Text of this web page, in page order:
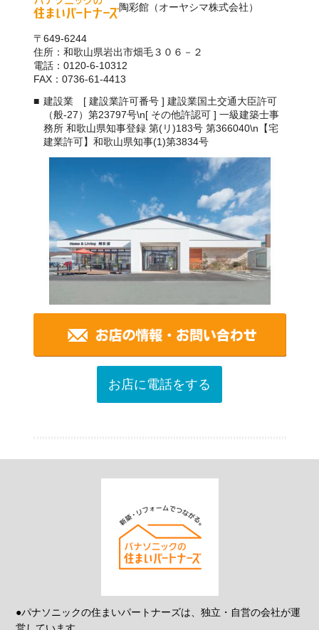
陶彩館（オーヤシマ株式会社）
〒649-6244
住所：和歌山県岩出市畑毛３０６－２
電話：0120-6-10312
FAX：0736-61-4413
建設業 [ 建設業許可番号 ] 建設業国土交通大臣許可
（般-27）第23797号\n[ その他許認可 ] 一級建築士事
務所 和歌山県知事登録 第(リ)183号 第366040\n【宅
建業許可】和歌山県知事(1)第3834号
お店に電話をする
●パナソニックの住まいパートナーズは、独立・自営の会社が運
営しています。